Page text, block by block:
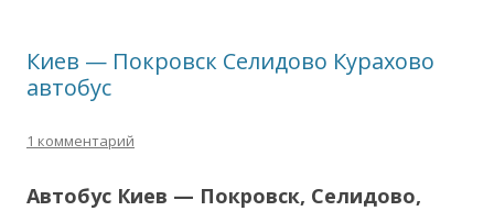
Киев — Покровск Селидово Курахово
автобус
1 комментарий
Автобус Киев — Покровск, Селидово,